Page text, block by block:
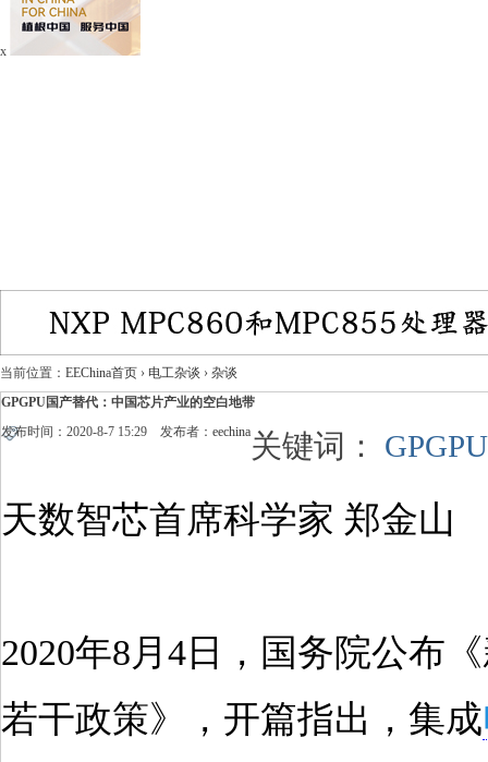
x
当前位置： EEChina首页 › 电工杂谈 › 杂谈
GPGPU国产替代：中国芯片产业的空白地带
发布时间：2020-8-7 15:29 发布者： eechina关键词： GPGPU
天数智芯首席科学家 郑金山
2020年8月4日，国务院公布
若干政策》，开篇指出，集成